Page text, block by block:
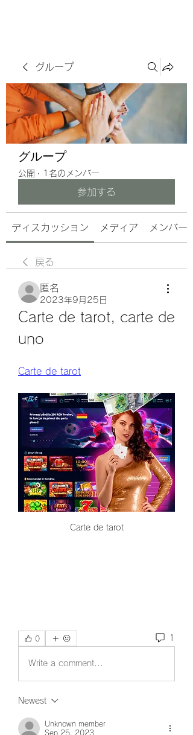
グループ
グループ
公開 · 1名のメンバー
参加する
ディスカッション メディア メンバー
戻る
匿名
2023年9月25日
Carte de tarot, carte de
uno
Carte de tarot
Carte de tarot
0 1
Write a comment...
Newest
Unknown member
Sep 25, 2023